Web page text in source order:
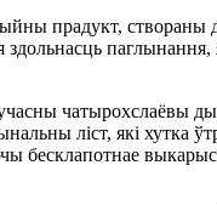
прадукт, створаны
здольнасць
чатырохслаёвы
ліст, які хутка
бесклапотнае